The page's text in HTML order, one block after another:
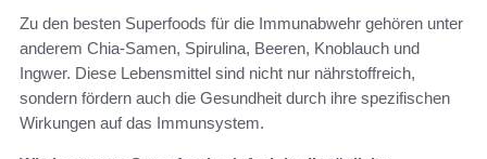
Zu den besten Superfoods für die Immunabwehr gehören unter
anderem Chia-Samen, Spirulina, Beeren, Knoblauch und
Ingwer. Diese Lebensmittel sind nicht nur nährstoffreich,
sondern fördern auch die Gesundheit durch ihre spezifischen
Wirkungen auf das Immunsystem.